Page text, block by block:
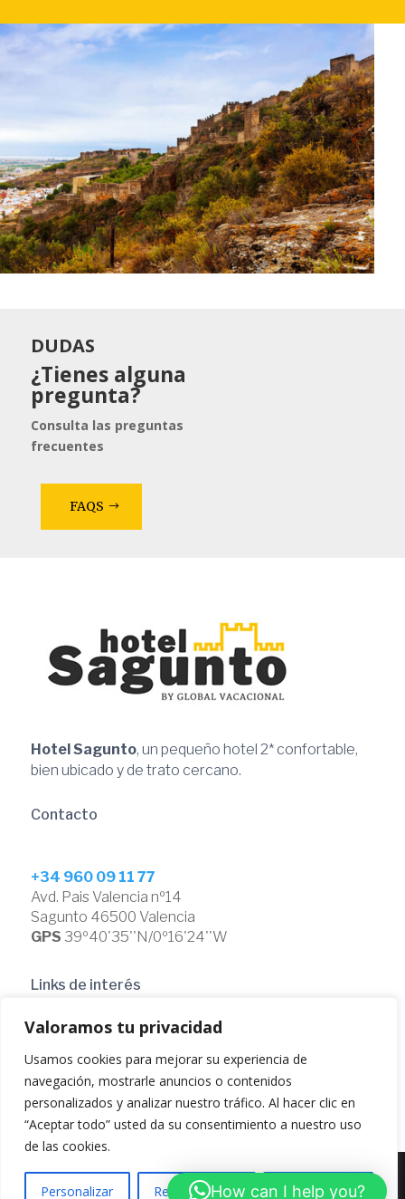
Valoramos tu privacidad
Usamos cookies para mejorar su experiencia de
navegación, mostrarle anuncios o contenidos
personalizados y analizar nuestro tráfico. Al hacer clic en
“Aceptar todo” usted da su consentimiento a nuestro uso
de las cookies.
Personalizar Rechazar todo Aceptar todo
DUDAS
¿Tienes alguna
pregunta?
Consulta las preguntas
frecuentes
FAQS
Hotel Sagunto, un pequeño hotel 2* confortable,
bien ubicado y de trato cercano.
Contacto
+34 960 09 11 77
Avd. Pais Valencia nº14
Sagunto 46500 Valencia
GPS 39º40'35''N/0º16'24''W
Links de interés
Galeria
Promociones
Contacto
How can I help you?